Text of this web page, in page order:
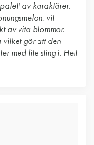
av karaktärer.
vit
av vita blommor.
vilket gör att den
med lite sting i. Hett